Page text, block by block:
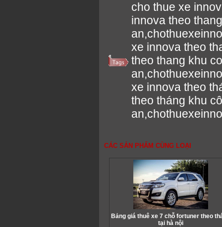
cho thue xe
innova theo
xe innova theo
theo thang khu
xe innova theo
theo tháng khu
CÁC SẢN PHẨM CÙNG LOẠI
Bảng giá thuê xe 7 chỗ fortuner theo
tại hà nội